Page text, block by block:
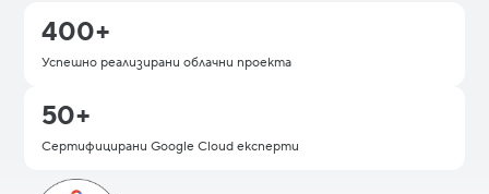
400+
Успешно реализирани облачни проекта
50+
Сертифицирани Google Cloud експерти